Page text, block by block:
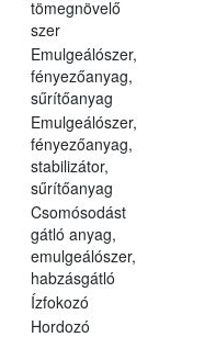
tömegnövelő
szer
Emulgeálószer,
fényezőanyag,
sűrítőanyag
Emulgeálószer,
fényezőanyag,
stabilizátor,
sűrítőanyag
Csomósodást
gátló anyag,
emulgeálószer,
habzásgátló
Ízfokozó
Hordozó